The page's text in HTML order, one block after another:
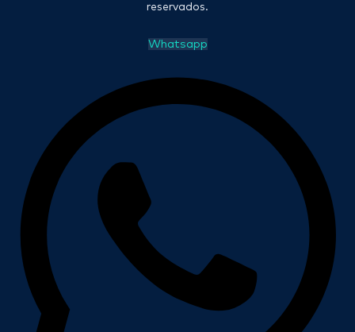
reservados.
Whatsapp